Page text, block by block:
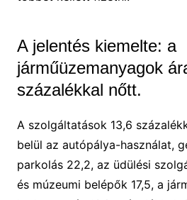
A jelentés kiemelte: a
járműüzemanyagok
százalékkal nőtt.
A szolgáltatások 13,6
belül az autópálya-használat,
parkolás 22,2, az üdülési
és múzeumi belépők 17,5, a